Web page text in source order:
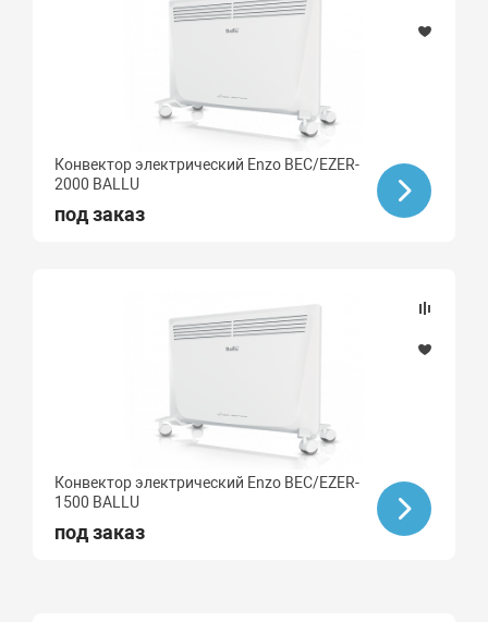
Конвектор электрический Enzo BEC/EZER-
2000 BALLU
под заказ
Конвектор электрический Enzo BEC/EZER-
1500 BALLU
под заказ